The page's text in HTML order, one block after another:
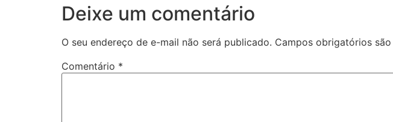
Deixe um comentário
O seu endereço de e-mail não será publicado. Campos obrigatórios
Comentário *